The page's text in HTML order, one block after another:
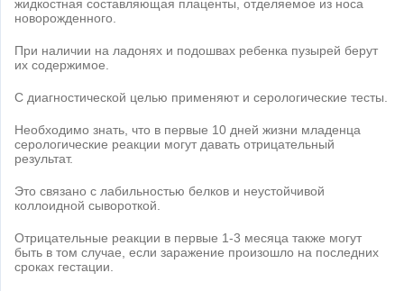
жидкостная составляющая плаценты, отделяемое из носа
новорожденного.
При наличии на ладонях и подошвах ребенка пузырей берут
их содержимое.
С диагностической целью применяют и серологические тесты.
Необходимо знать, что в первые 10 дней жизни младенца
серологические реакции могут давать отрицательный
результат.
Это связано с лабильностью белков и неустойчивой
коллоидной сывороткой.
Отрицательные реакции в первые 1-3 месяца также могут
быть в том случае, если заражение произошло на последних
сроках гестации.